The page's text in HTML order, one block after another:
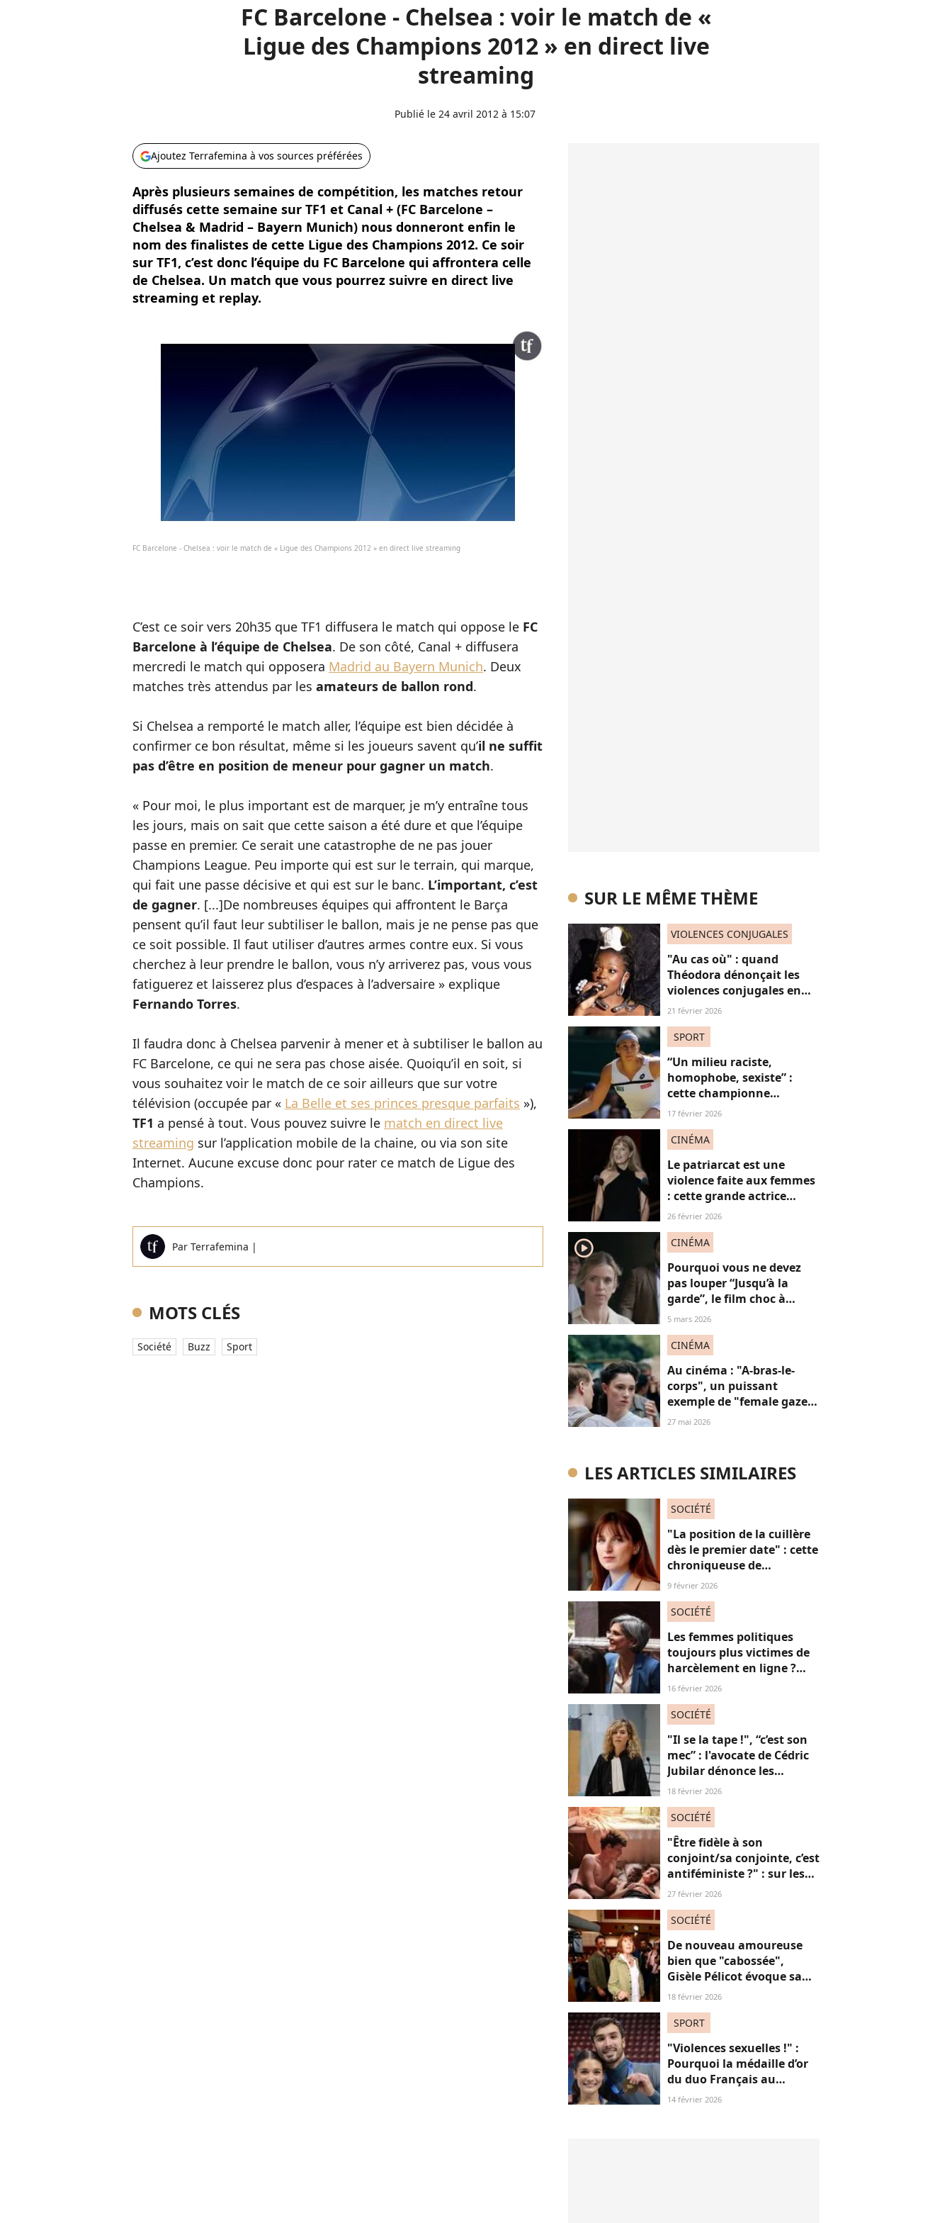
FC Barcelone - Chelsea : voir le match de «
Ligue des Champions 2012 » en direct live
streaming
Publié le 24 avril 2012 à 15:07
Ajoutez Terrafemina à vos sources préférées
Après plusieurs semaines de compétition, les matches retour
diffusés cette semaine sur TF1 et Canal + (FC Barcelone –
Chelsea & Madrid – Bayern Munich) nous donneront enfin le
nom des finalistes de cette Ligue des Champions 2012. Ce soir
sur TF1, c’est donc l’équipe du FC Barcelone qui affrontera celle
de Chelsea. Un match que vous pourrez suivre en direct live
streaming et replay.
FC Barcelone - Chelsea : voir le match de « Ligue des Champions 2012 » en direct live streaming
C’est ce soir vers 20h35 que TF1 diffusera le match qui oppose le FC
Barcelone à l’équipe de Chelsea. De son côté, Canal + diffusera
mercredi le match qui opposera Madrid au Bayern Munich. Deux
matches très attendus par les amateurs de ballon rond.
Si Chelsea a remporté le match aller, l’équipe est bien décidée à
confirmer ce bon résultat, même si les joueurs savent qu’il ne suffit
pas d’être en position de meneur pour gagner un match.
« Pour moi, le plus important est de marquer, je m’y entraîne tous
les jours, mais on sait que cette saison a été dure et que l’équipe
passe en premier. Ce serait une catastrophe de ne pas jouer
Champions League. Peu importe qui est sur le terrain, qui marque,
qui fait une passe décisive et qui est sur le banc. L’important, c’est
de gagner. [...]De nombreuses équipes qui affrontent le Barça
pensent qu’il faut leur subtiliser le ballon, mais je ne pense pas que
ce soit possible. Il faut utiliser d’autres armes contre eux. Si vous
cherchez à leur prendre le ballon, vous n’y arriverez pas, vous vous
fatiguerez et laisserez plus d’espaces à l’adversaire » explique
Fernando Torres.
Il faudra donc à Chelsea parvenir à mener et à subtiliser le ballon au
FC Barcelone, ce qui ne sera pas chose aisée. Quoiqu’il en soit, si
vous souhaitez voir le match de ce soir ailleurs que sur votre
télévision (occupée par « La Belle et ses princes presque parfaits »),
TF1 a pensé à tout. Vous pouvez suivre le match en direct live
streaming sur l’application mobile de la chaine, ou via son site
Internet. Aucune excuse donc pour rater ce match de Ligue des
Champions.
Par Terrafemina |
MOTS CLÉS
Société Buzz Sport
SUR LE MÊME THÈME
VIOLENCES CONJUGALES
"Au cas où" : quand
Théodora dénonçait les
violences conjugales en
pleine Ligue des
21 février 2026
SPORT
“Un milieu raciste,
homophobe, sexiste” :
cette championne
dézingue le monde du
17 février 2026
CINÉMA
Le patriarcat est une
violence faite aux femmes
: cette grande actrice
française dénonce en
26 février 2026
player2 CINÉMA
Pourquoi vous ne devez
pas louper “Jusqu’à la
garde”, le film choc à
(re)voir gratuitement en
5 mars 2026
CINÉMA
Au cinéma : "A-bras-le-
corps", un puissant
exemple de "female gaze"
à voir à tout prix
27 mai 2026
LES ARTICLES SIMILAIRES
SOCIÉTÉ
"La position de la cuillère
dès le premier date" : cette
chroniqueuse de
Quotidien s'amuse de
absolument jubilatoire
9 février 2026
SOCIÉTÉ
Les femmes politiques
toujours plus victimes de
harcèlement en ligne ?
Une étude interroge ce
16 février 2026
SOCIÉTÉ
"Il se la tape !", “c’est son
mec” : l'avocate de Cédric
Jubilar dénonce les
réflexions misogynes
subissent toutes ses
consœurs
18 février 2026
SOCIÉTÉ
"Être fidèle à son
conjoint/sa conjointe, c’est
antiféministe ?" : sur les
réseaux sociaux, cette
27 février 2026
SOCIÉTÉ
De nouveau amoureuse
bien que "cabossée",
Gisèle Pélicot évoque sa
nouvelle vie avec
18 février 2026
SPORT
"Violences sexuelles !" :
Pourquoi la médaille d’or
du duo Français au
patinage aux JO fait
14 février 2026